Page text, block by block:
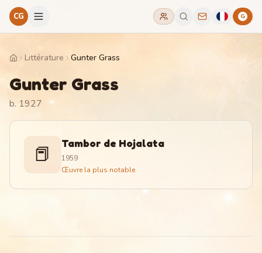
CG G
HomeLittérature Gunter Grass
Gunter Grass
b. 1927
📕 Tambor de Hojalata
1959
Œuvre la plus notable